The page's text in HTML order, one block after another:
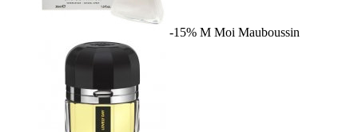
-15% M Moi Mauboussin